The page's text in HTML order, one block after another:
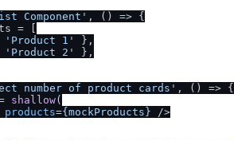
Component' , () => {
= [
'Product 1'
},
'Product 2'
},
number of product cards' , () => {
shallow(
products={mockProducts} />